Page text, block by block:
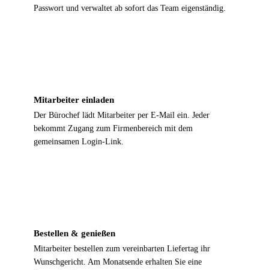
Passwort und verwaltet ab sofort das Team eigenständig.
Mitarbeiter einladen
Der Bürochef lädt Mitarbeiter per E-Mail ein. Jeder
bekommt Zugang zum Firmenbereich mit dem
gemeinsamen Login-Link.
Bestellen & genießen
Mitarbeiter bestellen zum vereinbarten Liefertag ihr
Wunschgericht. Am Monatsende erhalten Sie eine